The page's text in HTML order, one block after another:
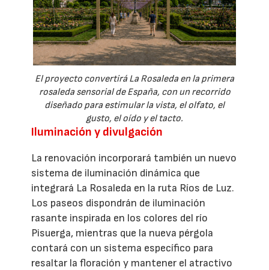
El proyecto convertirá La Rosaleda en la primera
rosaleda sensorial de España, con un recorrido
diseñado para estimular la vista, el olfato, el
gusto, el oído y el tacto.
Iluminación y divulgación
La renovación incorporará también un nuevo
sistema de iluminación dinámica que
integrará La Rosaleda en la ruta Ríos de Luz.
Los paseos dispondrán de iluminación
rasante inspirada en los colores del río
Pisuerga, mientras que la nueva pérgola
contará con un sistema específico para
resaltar la floración y mantener el atractivo